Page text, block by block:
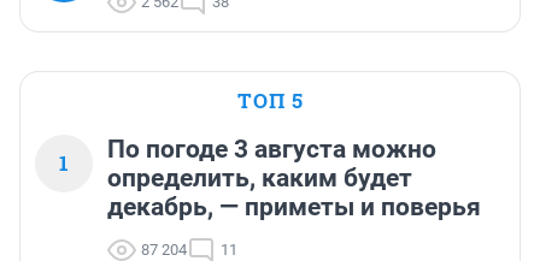
ТОП 5
1
По погоде 3 августа можно
определить, каким будет
декабрь, — приметы и поверья
87 204 11